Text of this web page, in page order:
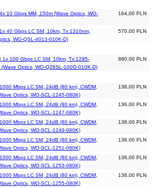
164,00 PLN
10 Gbps MM, 150m (Wave Optics, WO-
570,00 PLN
40 Gbps LC SM, 10km, Tx:1310nm,
WO-QSL-4013-010K-D)
880,00 PLN
1x 100 Gbps LC SM, 10km, Tx:1295-
Optics, WO-Q28SL-100G-010K-D)
136,00 PLN
Mbps LC SM, 24dB (80 km), CWDM,
Optics, WO-SCL-1245-080K)
136,00 PLN
Mbps LC SM, 24dB (80 km), CWDM,
Optics, WO-SCL-1247-080K)
136,00 PLN
Mbps LC SM, 24dB (80 km), CWDM,
Optics, WO-SCL-1249-080K)
136,00 PLN
Mbps LC SM, 24dB (80 km), CWDM,
Optics, WO-SCL-1251-080K)
136,00 PLN
Mbps LC SM, 24dB (80 km), CWDM,
Optics, WO-SCL-1253-080K)
136,00 PLN
Mbps LC SM, 24dB (80 km), CWDM,
Optics, WO-SCL-1255-080K)